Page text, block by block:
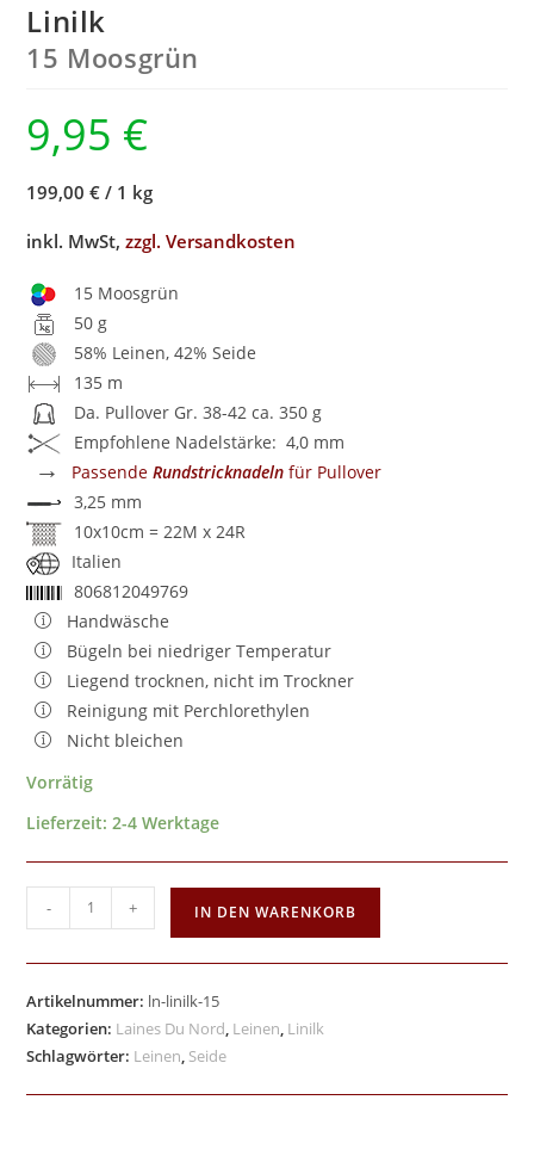
Linilk
15 Moosgrün
9,95 €
199,00 € / 1 kg
inkl. MwSt,zzgl. Versandkosten
15 Moosgrün
50 g
58% Leinen, 42% Seide
135 m
Da. Pullover Gr. 38-42 ca. 350 g
Empfohlene Nadelstärke: 4,0 mm
→ PassendeRundstricknadeln für Pullover
3,25 mm
10x10cm = 22M x 24R
Italien
806812049769
Handwäsche
Bügeln bei niedriger Temperatur
Liegend trocknen, nicht im Trockner
Reinigung mit Perchlorethylen
Nicht bleichen
Vorrätig
Lieferzeit:2-4 Werktage
- + IN DEN WARENKORB
Artikelnummer: ln-linilk-15
Kategorien: Laines Du Nord, Leinen, Linilk
Schlagwörter: Leinen, Seide